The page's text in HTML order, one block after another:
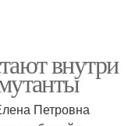
внутри
Петровна